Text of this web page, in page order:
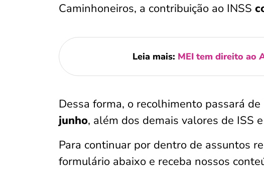
Caminhoneiros, a contribuição ao INSS
Leia mais: MEI tem direito ao
Dessa forma, o recolhimento passará
junho, além dos demais valores de ISS
Para continuar por dentro de assuntos
formulário abaixo e receba nossos